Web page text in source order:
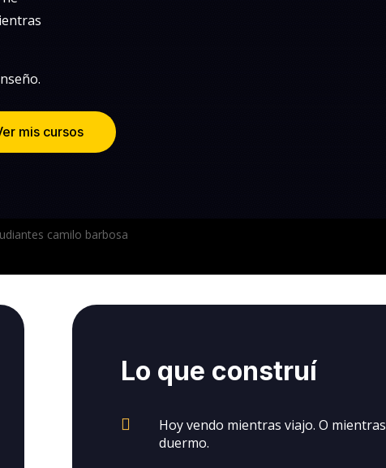
mis cursos
Lo que construí

Hoy vendo mientras viajo. O mientras
duermo.